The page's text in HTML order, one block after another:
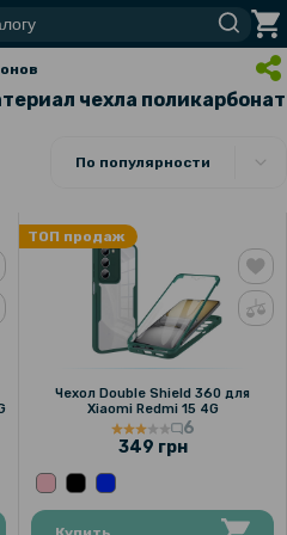
чехла поликарбонат
По популярности
ТОП продаж
Чехол Double Shield 360 для
Xiaomi Redmi 15 4G
6
349 грн